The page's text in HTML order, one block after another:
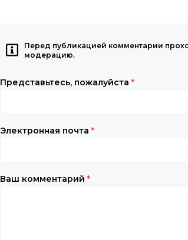
Перед публикацией комментарии
модерацию.
Представьтесь, пожалуйста *
Электронная почта *
Ваш комментарий *